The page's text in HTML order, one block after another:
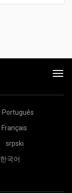
Português
Français
srpski
한국어